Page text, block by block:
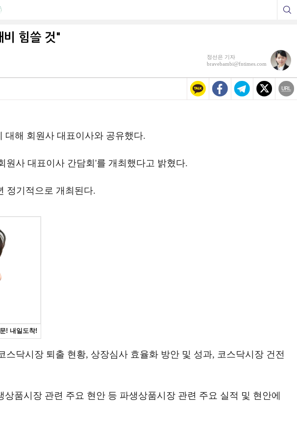
비 힘쓸 것"
정선은 기자
bravebambi@fntimes.com
해 회원사 대표이사와 공유했다.
원사 대표이사 간담회'를 개최했다고 밝혔다.
정기적으로 개최된다.
닥시장 퇴출 현황, 상장심사 효율화 방안 및 성과, 코스닥시장 건전
품시장 관련 주요 현안 등 파생상품시장 관련 주요 실적 및 현안에